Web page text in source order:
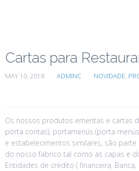
Cartas para
MAY 10, 2018 ADMINC NOVIDADE,
Os nossos produtos ementas e cartas
porta contas), portamenús (porta
e estabelecimentos similares, são
do nosso fabrico tal como as capas e
Entidades de crédito ( financeira,